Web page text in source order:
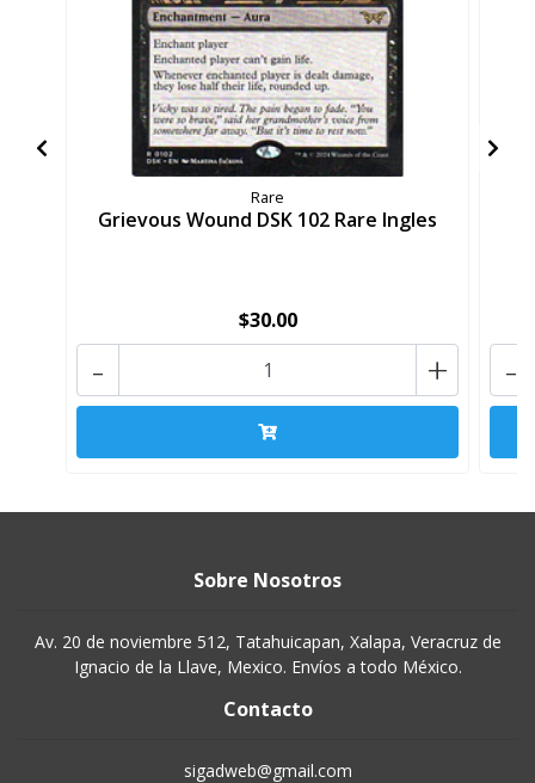
Rare
Grievous Wound DSK 102 Rare Ingles
$30.00
+
- -
Sobre Nosotros
Av. 20 de noviembre 512, Tatahuicapan, Xalapa, Veracruz de
Ignacio de la Llave, Mexico. Envíos a todo México.
Contacto
sigadweb@gmail.com